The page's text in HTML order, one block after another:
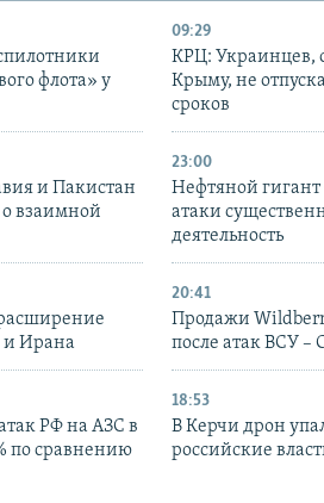
флота» у
09:29
КРЦ: Украинцев,
Крыму, не
сроков
и Пакистан
взаимной
23:00
Нефтяной гигант
атаки
деятельность
и Ирана
20:41
Продажи
после атак ВСУ
РФ на АЗС в
по сравнению
18:53
В Керчи дрон
российские